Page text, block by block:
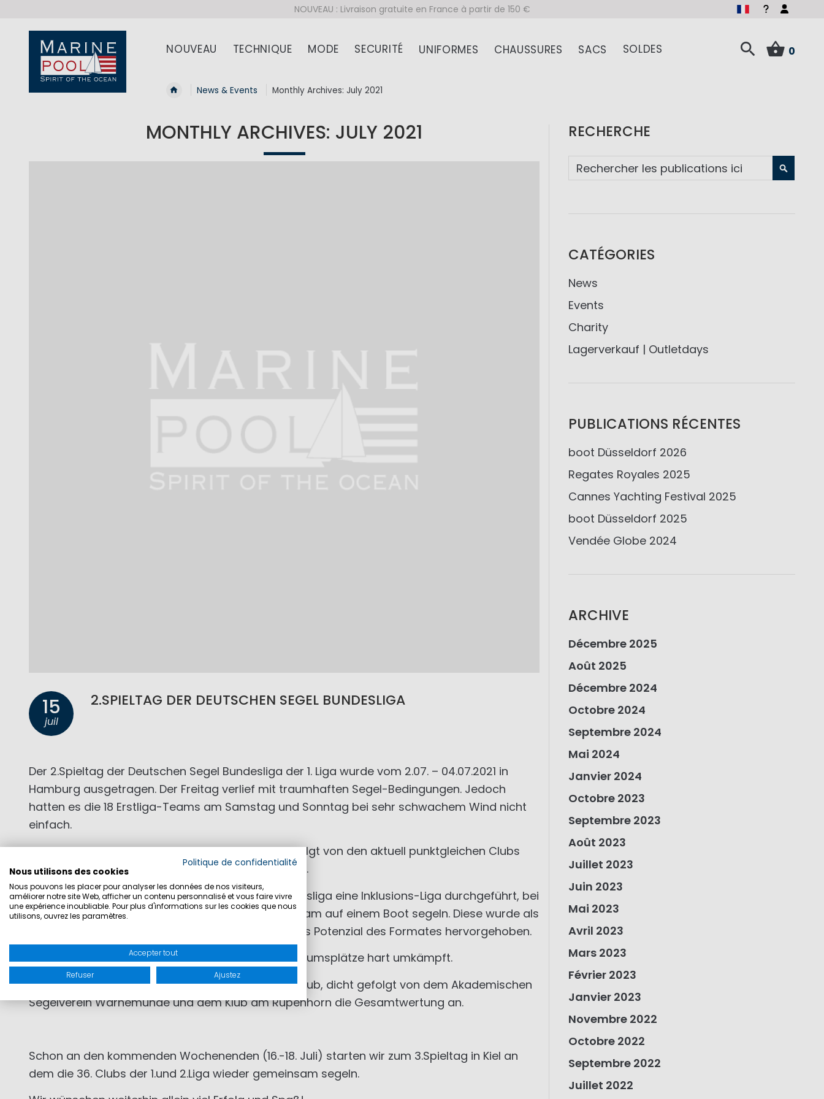
NOUVEAU : Livraison gratuite en France à partir de 150 €
NOUVEAU TECHNIQUE MODE SECURITÉ UNIFORMES CHAUSSURES SACS SOLDES 0
News & Events Monthly Archives: July 2021
MONTHLY ARCHIVES: JULY 2021
15
juil
2.SPIELTAG DER DEUTSCHEN SEGEL BUNDESLIGA
Der 2.Spieltag der Deutschen Segel Bundesliga der 1. Liga wurde vom 2.07. – 04.07.2021 in
Hamburg ausgetragen. Der Freitag verlief mit traumhaften Segel-Bedingungen. Jedoch
hatten es die 18 Erstliga-Teams am Samstag und Sonntag bei sehr schwachem Wind nicht
einfach.
Die erste Liga wird vom Münchner Yacht Club, gefolgt von den aktuell punktgleichen Clubs
Konstanzer Yacht Club und Bayerischer Yacht Club.
Zum ersten Mal wurde parallel zur regulären Bundesliga eine Inklusions-Liga durchgeführt, bei
der Menschen mit und ohne Behinderung gemeinsam auf einem Boot segeln. Diese wurde als
voller Erfolg gewertet und von den Seglern wird das Potenzial des Formates hervorgehoben.
In der 2. Liga vom 09.07. – 11.07.2021 wurden die Podiumsplätze hart umkämpft.
In der 2. Liga führt aktuell der Düsseldorfer Yacht Club, dicht gefolgt von dem Akademischen
Segelverein Warnemünde und dem Klub am Rupenhorn die Gesamtwertung an.
Schon an den kommenden Wochenenden (16.-18. Juli) starten wir zum 3.Spieltag in Kiel an
dem die 36. Clubs der 1.und 2.Liga wieder gemeinsam segeln.
RECHERCHE
CATÉGORIES
News
Events
Charity
Lagerverkauf | Outletdays
PUBLICATIONS RÉCENTES
boot Düsseldorf 2026
Regates Royales 2025
Cannes Yachting Festival 2025
boot Düsseldorf 2025
Vendée Globe 2024
ARCHIVE
Décembre 2025
Août 2025
Décembre 2024
Octobre 2024
Septembre 2024
Mai 2024
Janvier 2024
Octobre 2023
Septembre 2023
Août 2023
Juillet 2023
Juin 2023
Mai 2023
Avril 2023
Mars 2023
Février 2023
Janvier 2023
Novembre 2022
Octobre 2022
Septembre 2022
Juillet 2022
Politique de confidentialité
Nous utilisons des cookies
Nous pouvons les placer pour analyser les données de nos visiteurs,
améliorer notre site Web, afficher un contenu personnalisé et vous faire vivre
une expérience inoubliable. Pour plus d'informations sur les cookies que nous
utilisons, ouvrez les paramètres.
Accepter tout
Refuser Ajustez